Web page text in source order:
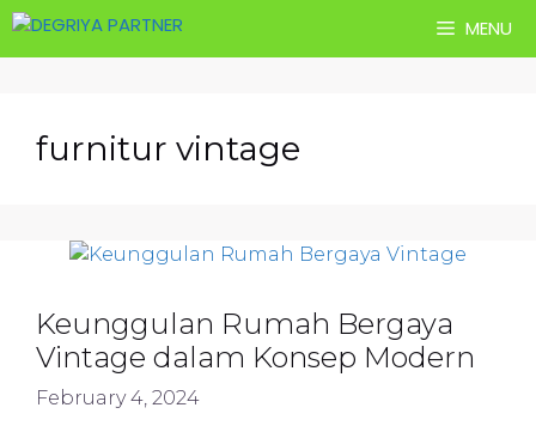
Skip
MENU
furnitur vintage
Keunggulan Rumah Bergaya
Vintage dalam Konsep Modern
February 4, 2024